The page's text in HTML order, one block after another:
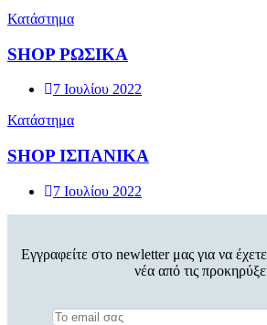
Κατάστημα
SHOP ΡΩΣΙΚΑ
7 Ιουλίου 2022
Κατάστημα
SHOP ΙΣΠΑΝΙΚΑ
7 Ιουλίου 2022
Εγγραφείτε στο newletter μας για να
νέα από τις